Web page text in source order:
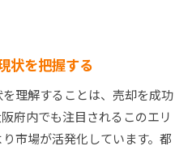
せた宣伝戦略
物件の魅力的な見せ方
の連携を強化する
状を把握する
理解することは、売却を成功
府内でも注目されるこのエリ
市場が活発化しています。都